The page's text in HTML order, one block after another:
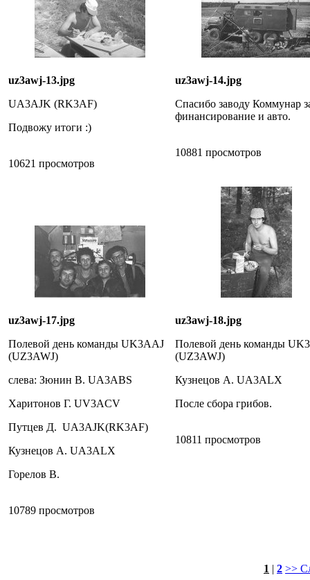
uz3awj-13.jpg
UA3AJK (RK3AF)
Подвожу итоги :)
10621 просмотров
uz3awj-14.jpg
Спасибо заводу Коммунар
финансирование и авто.
10881 просмотров
uz3awj-17.jpg
Полевой день команды UK3AAJ
(UZ3AWJ)
слева: Зюнин В. UA3ABS
Харитонов Г. UV3ACV
Путцев Д. UA3AJK(RK3AF)
Кузнецов А. UA3ALX
Горелов В.
10789 просмотров
uz3awj-18.jpg
Полевой день команды
(UZ3AWJ)
Кузнецов А. UA3ALX
После сбора грибов.
10811 просмотров
1 | 2 >>